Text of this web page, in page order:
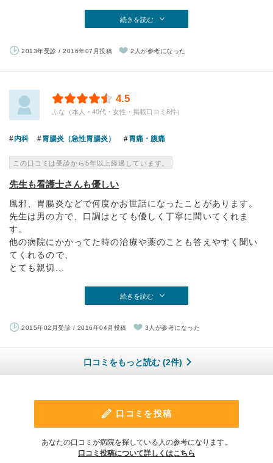
続きを読む
2013年受診 / 2016年07月投稿 2人が参考になった
4.5
ふな（本人・40代・女性・掲載口コミ8件）
内科 胃腸炎（急性胃腸炎） 胃痛・腹痛
この口コミは受診から5年以上経過しています。
先生も看護士さんも優しい
風邪、胃腸炎などで何度かお世話になったことがあります。
先生は男の方で、口調はとても優しく丁寧に聞いてくれま
す。
他の病院にかかってた時の治療や薬のことも答えやすく聞い
てくれるので、
とても親切...
続きを読む
2015年02月受診 / 2016年04月投稿 3人が参考になった
口コミをもっと読む (2件)
口コミを投稿
あなたの口コミが病院を探している人の参考になります。
口コミ投稿について詳しくはこちら